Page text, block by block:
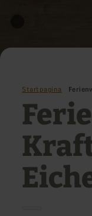
Startpagina